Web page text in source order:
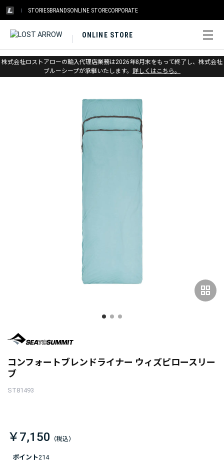
STORIESBRANDSONLINE STORECORPORATE
ONLINE STORE
株式会社ロストアローの輸入代理店業務は2026年8月末をもって終了し、株式会社
ブルーシープが承継いたします。 詳しくはこちら。
ホーム > シートゥサミット > スリーピングシステム > ライナー
grid_view
コンフォートブレンドライナー ウィズピロースリー
ブ
ST81493
ポイント214
￥7,150